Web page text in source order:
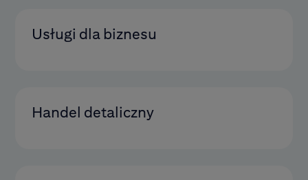
Usługi dla biznesu
Handel detaliczny